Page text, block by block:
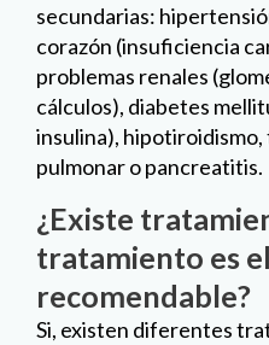
secundarias:
corazón (insuficiencia
problemas renales
cálculos), diabetes
insulina),
pulmonar o pancreatitis.
¿Existe
tratamiento es
recomendable?
Si, existen diferentes